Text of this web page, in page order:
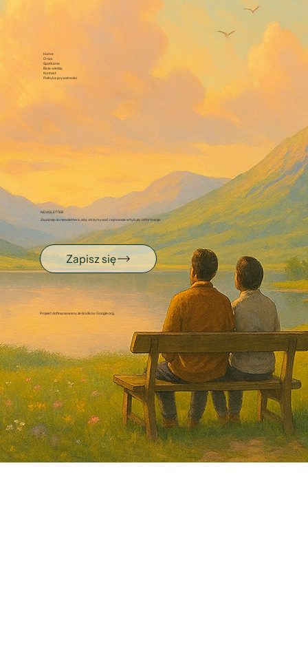
Home
O nas
Spotkania
Baza wiedzy
Kontakt
Polityka prywatności
NEWSLETTER
Zapisz się do newslettera, aby otrzymywać najnowsze artykuły i informacje.
Zapisz się
Projekt dofinansowany ze środków Google.org